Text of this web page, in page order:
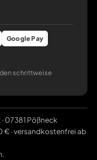
Google Pay
schrittweise
07381 Pößneck
€ · versandkostenfrei ab